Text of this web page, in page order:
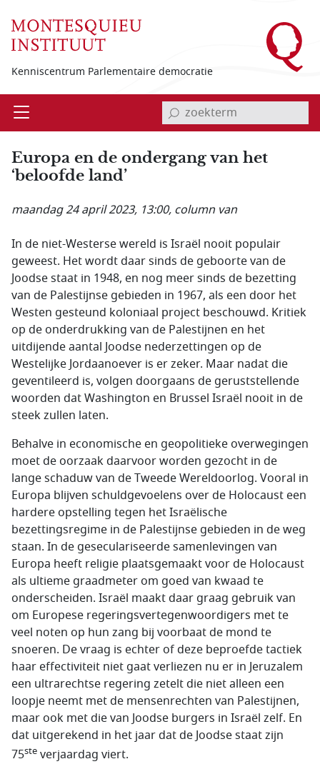
Kenniscentrum Parlementaire democratie
Open invoerveld zoekterm
Europa en de ondergang van het
‘beloofde land’
maandag 24 april 2023, 13:00, column van
In de niet-Westerse wereld is Israël nooit populair
geweest. Het wordt daar sinds de geboorte van de
Joodse staat in 1948, en nog meer sinds de bezetting
van de Palestijnse gebieden in 1967, als een door het
Westen gesteund koloniaal project beschouwd. Kritiek
op de onderdrukking van de Palestijnen en het
uitdijende aantal Joodse nederzettingen op de
Westelijke Jordaanoever is er zeker. Maar nadat die
geventileerd is, volgen doorgaans de geruststellende
woorden dat Washington en Brussel Israël nooit in de
steek zullen laten.
Behalve in economische en geopolitieke overwegingen
moet de oorzaak daarvoor worden gezocht in de
lange schaduw van de Tweede Wereldoorlog. Vooral in
Europa blijven schuldgevoelens over de Holocaust een
hardere opstelling tegen het Israëlische
bezettingsregime in de Palestijnse gebieden in de weg
staan. In de geseculariseerde samenlevingen van
Europa heeft religie plaatsgemaakt voor de Holocaust
als ultieme graadmeter om goed van kwaad te
onderscheiden. Israël maakt daar graag gebruik van
om Europese regeringsvertegenwoordigers met te
veel noten op hun zang bij voorbaat de mond te
snoeren. De vraag is echter of deze beproefde tactiek
haar effectiviteit niet gaat verliezen nu er in Jeruzalem
een ultrarechtse regering zetelt die niet alleen een
loopje neemt met de mensenrechten van Palestijnen,
maar ook met die van Joodse burgers in Israël zelf. En
dat uitgerekend in het jaar dat de Joodse staat zijn
75ste verjaardag viert.